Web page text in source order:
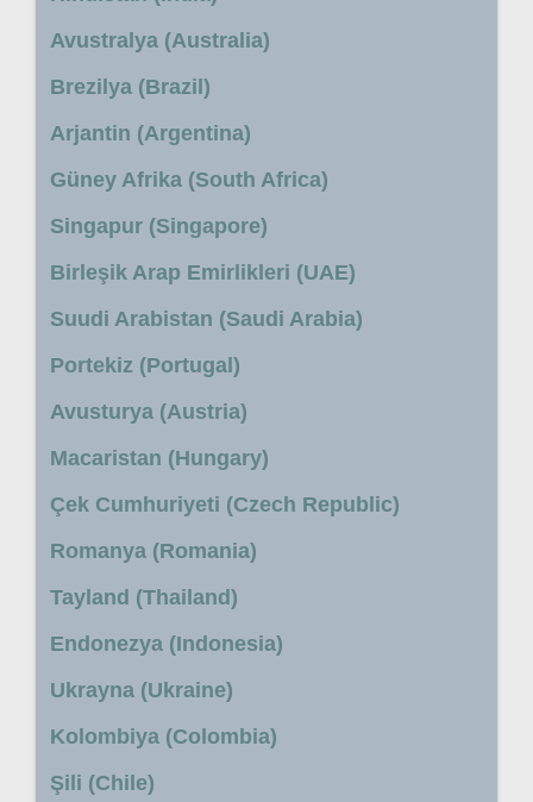
Avustralya (Australia)
Brezilya (Brazil)
Arjantin (Argentina)
Güney Afrika (South Africa)
Singapur (Singapore)
Birleşik Arap Emirlikleri (UAE)
Suudi Arabistan (Saudi Arabia)
Portekiz (Portugal)
Avusturya (Austria)
Macaristan (Hungary)
Çek Cumhuriyeti (Czech Republic)
Romanya (Romania)
Tayland (Thailand)
Endonezya (Indonesia)
Ukrayna (Ukraine)
Kolombiya (Colombia)
Şili (Chile)